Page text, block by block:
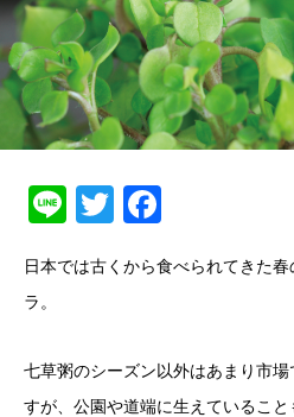
LineTwitter
日本では古くから食べられてきた
ラ。
七草粥のシーズン以外はあまり市
すが、公園や道端に生えていること